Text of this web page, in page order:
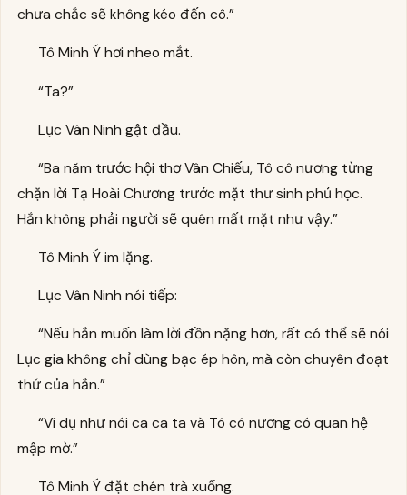
chưa chắc sẽ không kéo đến cô.”
Tô Minh Ý hơi nheo mắt.
“Ta?”
Lục Vân Ninh gật đầu.
“Ba năm trước hội thơ Vân Chiếu, Tô cô nương từng
chặn lời Tạ Hoài Chương trước mặt thư sinh phủ học.
Hắn không phải người sẽ quên mất mặt như vậy.”
Tô Minh Ý im lặng.
Lục Vân Ninh nói tiếp:
“Nếu hắn muốn làm lời đồn nặng hơn, rất có thể sẽ nói
Lục gia không chỉ dùng bạc ép hôn, mà còn chuyên đoạt
thứ của hắn.”
“Ví dụ như nói ca ca ta và Tô cô nương có quan hệ
mập mờ.”
Tô Minh Ý đặt chén trà xuống.